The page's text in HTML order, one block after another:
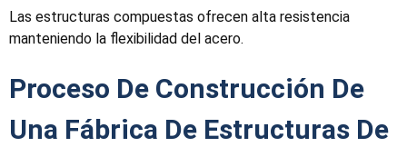
Las estructuras compuestas ofrecen alta resistencia
manteniendo la flexibilidad del acero.
Proceso De Construcción De
Una Fábrica De Estructuras De